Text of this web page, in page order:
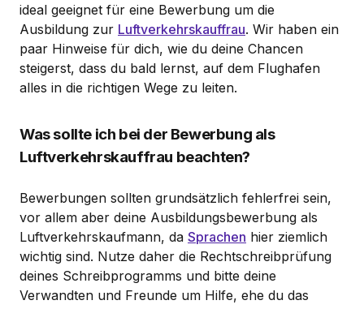
ideal geeignet für eine Bewerbung um die
Ausbildung zur Luftverkehrskauffrau. Wir haben ein
paar Hinweise für dich, wie du deine Chancen
steigerst, dass du bald lernst, auf dem Flughafen
alles in die richtigen Wege zu leiten.
Was sollte ich bei der Bewerbung als
Luftverkehrskauffrau beachten?
Bewerbungen sollten grundsätzlich fehlerfrei sein,
vor allem aber deine Ausbildungsbewerbung als
Luftverkehrskaufmann, da Sprachen hier ziemlich
wichtig sind. Nutze daher die Rechtschreibprüfung
deines Schreibprogramms und bitte deine
Verwandten und Freunde um Hilfe, ehe du das